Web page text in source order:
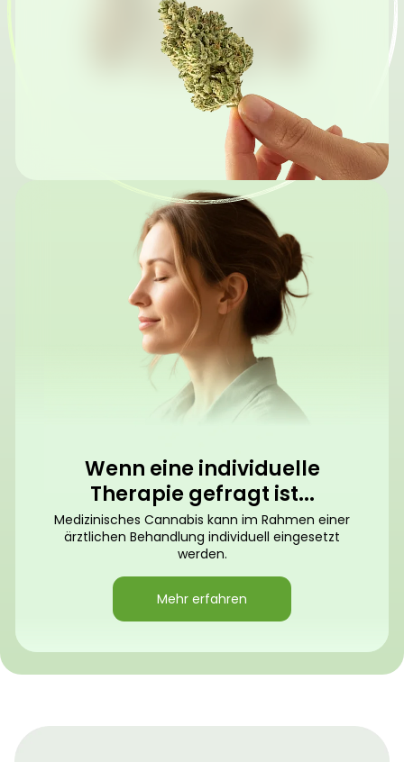
Wenn eine individuelle
Therapie gefragt ist...
Medizinisches Cannabis kann im Rahmen einer
ärztlichen Behandlung individuell eingesetzt
werden.
Mehr erfahren